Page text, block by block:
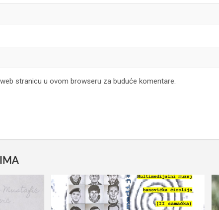
stranicu u ovom browseru za buduće komentare.